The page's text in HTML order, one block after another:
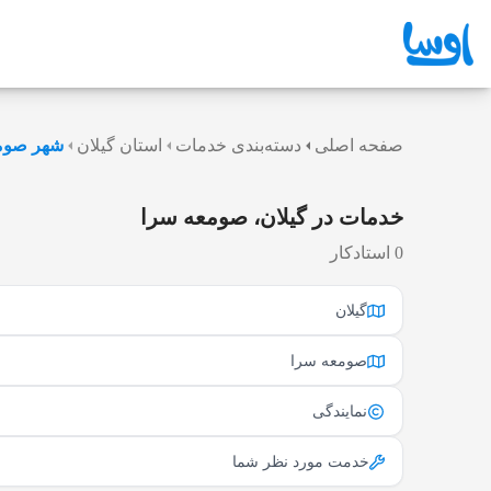
صفحه اصلی دسته‌بندی خدمات استان گیلان شهر
خدمات در گیلان، صومعه سرا
0 استادکار
گیلان
صومعه سرا
نمایندگی
خدمت مورد نظر شما